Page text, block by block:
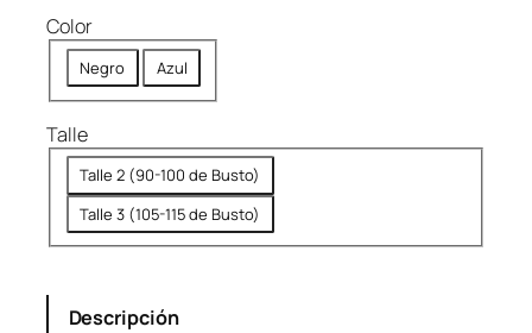
.
Color
Negro Azul
Talle
Talle 2 (90-100 de Busto)
Talle 3 (105-115 de Busto)
Descripción